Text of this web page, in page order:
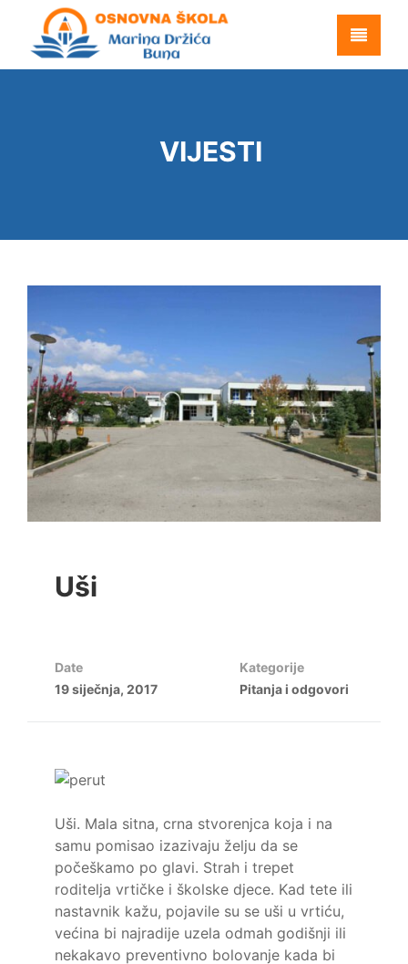
VIJESTI
Uši
Date
19 siječnja, 2017
Kategorije
Pitanja i odgovori
Uši. Mala sitna, crna stvorenjca koja i na
samu pomisao izazivaju želju da se
počeškamo po glavi. Strah i trepet
roditelja vrtičke i školske djece. Kad tete ili
nastavnik kažu, pojavile su se uši u vrtiću,
većina bi najradije uzela odmah godišnji ili
nekakavo preventivno bolovanje kada bi